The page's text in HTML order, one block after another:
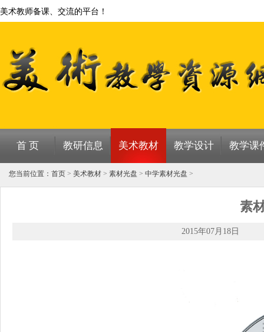
美术教师备课、交流的平台！
首 页 教研信息 美术教材 教学设计 教学课
您当前位置： 首页 > 美术教材 > 素材光盘 > 中学素材光盘 >
素
2015年07月18